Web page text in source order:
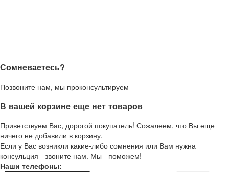
Сомневаетесь?
Позвоните нам, мы проконсультируем
В вашей корзине еще нет товаров
Приветствуем Вас, дорогой покупатель! Сожалеем, что Вы еще
ничего не добавили в корзину.
Если у Вас возникли какие-либо сомнения или Вам нужна
консульция - звоните нам. Мы - поможем!
Наши телефоны: